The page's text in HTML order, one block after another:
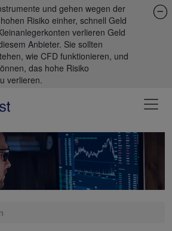
und gehen wegen der
Risiko einher, schnell Geld
verlieren Geld
Anbieter. Sie sollten
wie CFD funktionieren, und
das hohe Risiko
verlieren.